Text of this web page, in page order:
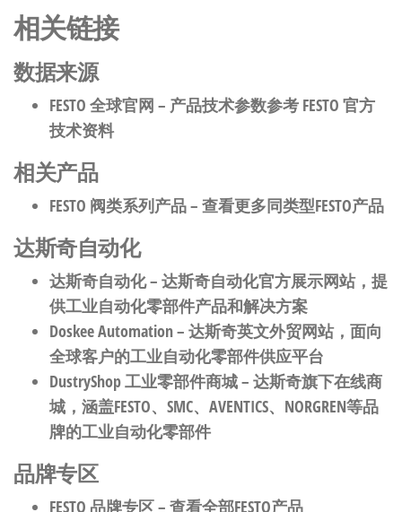
相关链接
数据来源
FESTO 全球官网 – 产品技术参数参考 FESTO 官方
技术资料
相关产品
FESTO 阀类系列产品– 查看更多同类型FESTO产品
达斯奇自动化
达斯奇自动化– 达斯奇自动化官方展示网站，提
供工业自动化零部件产品和解决方案
Doskee Automation– 达斯奇英文外贸网站，面向
全球客户的工业自动化零部件供应平台
DustryShop 工业零部件商城– 达斯奇旗下在线商
城，涵盖FESTO、SMC、AVENTICS、NORGREN等品
牌的工业自动化零部件
品牌专区
FESTO 品牌专区– 查看全部FESTO产品